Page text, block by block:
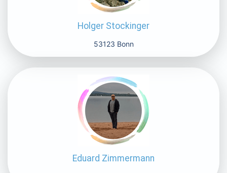
Holger Stockinger
53123 Bonn
Eduard Zimmermann